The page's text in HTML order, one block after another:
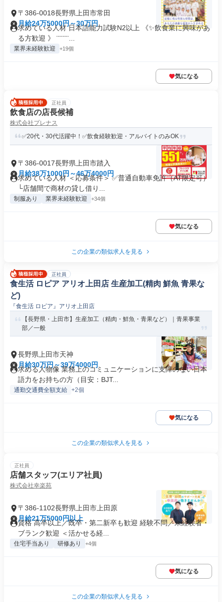
〒386-0018長野県上田市常田
月給24万5000円～30万円
求めている人材 日本語能力試験N2以上 《✨飲食業に興味があ
る方歓迎 》 ¨¨¨¨¨...
業界未経験歓迎 +19個
気になる
正社員
飲食店の店長候補
株式会社プレナス
✅20代・30代活躍中！✅飲食経験歓迎・アルバイトのみOK
〒386-0017長野県上田市踏入
月給38万1000円～46万4000円
求めている人材 ＜応募条件＞ ✅普通自動車免許（AT限定可）
└店舗間で商材の貸し借り...
制服あり 業界未経験歓迎 +34個
気になる
この企業の類似求人を見る
正社員
食生活 ロピア アリオ上田店 生産加工(精肉 鮮魚 青果な
ど)
『食生活 ロピア』アリオ上田店
【長野県・上田市】生産加工（精肉・鮮魚・青果など）｜青果事業
部／一般
長野県上田市天神
月給30万円～39万4000円
求める人物像 業務上のコミュニケーションに支障のない日本
語力をお持ちの方（目安：BJT...
通勤交通費全額支給 +2個
気になる
この企業の類似求人を見る
正社員
店舗スタッフ(エリア社員)
株式会社幸楽苑
〒386-1102長野県上田市上田原
月給21万5000円以上
資格 高卒以上／既卒・第二新卒も歓迎 経験不問／未経験者・
ブランク歓迎 ＜活かせる経...
住宅手当あり 研修あり +4個
気になる
この企業の類似求人を見る